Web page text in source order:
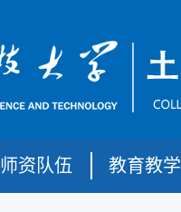
师资队伍 教育教学